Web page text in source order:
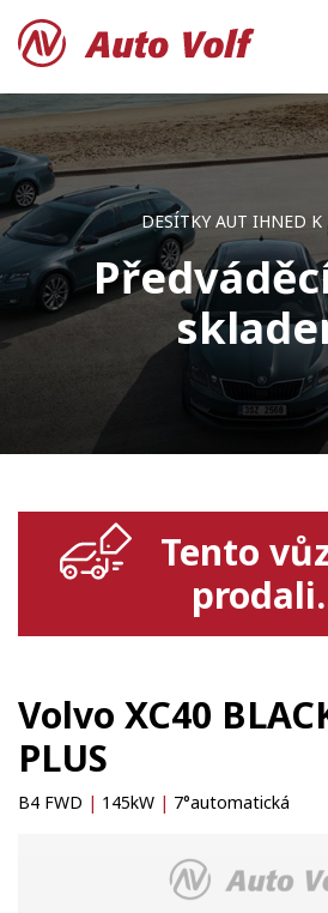
DESÍTKY AUT IHNED
Tento
Volvo XC40
PLUS
B4 FWD | 145kW | 7°automatická